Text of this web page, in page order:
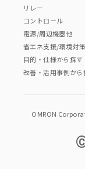
リレー
コントロール
電源/周辺機器他
省エネ支援/環境対
目的・仕様から探す
改善・活用事例から
OMRON